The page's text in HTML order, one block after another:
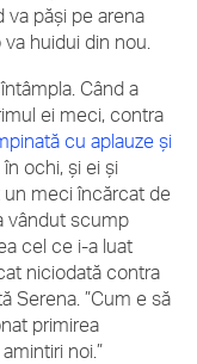
va păși pe arena
huidui din nou.
Când a
ei meci, contra
cu aplauze și
ochi, și ei și
un meci încărcat de
vândut scump
cel ce i-a luat
niciodată contra
Serena. ”Cum e să
primirea
noi.”